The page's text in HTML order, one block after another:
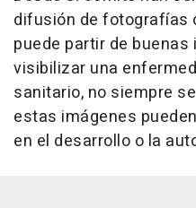
difusión de fotografías
puede partir de
visibilizar una
sanitario, no siempre
estas imágenes
en el desarrollo o la